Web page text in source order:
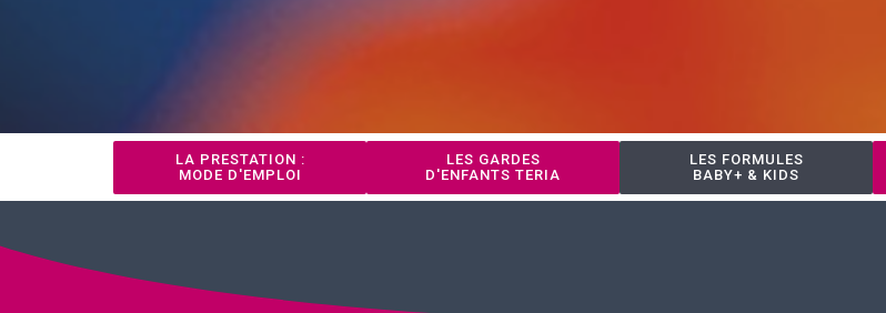
LA PRESTATION :
MODE D'EMPLOI
LES GARDES
D'ENFANTS TERIA
LES FORMULES
BABY+ & KIDS